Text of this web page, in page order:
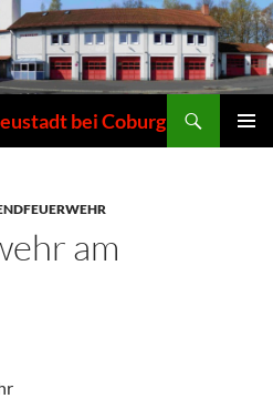
bei Coburg
am